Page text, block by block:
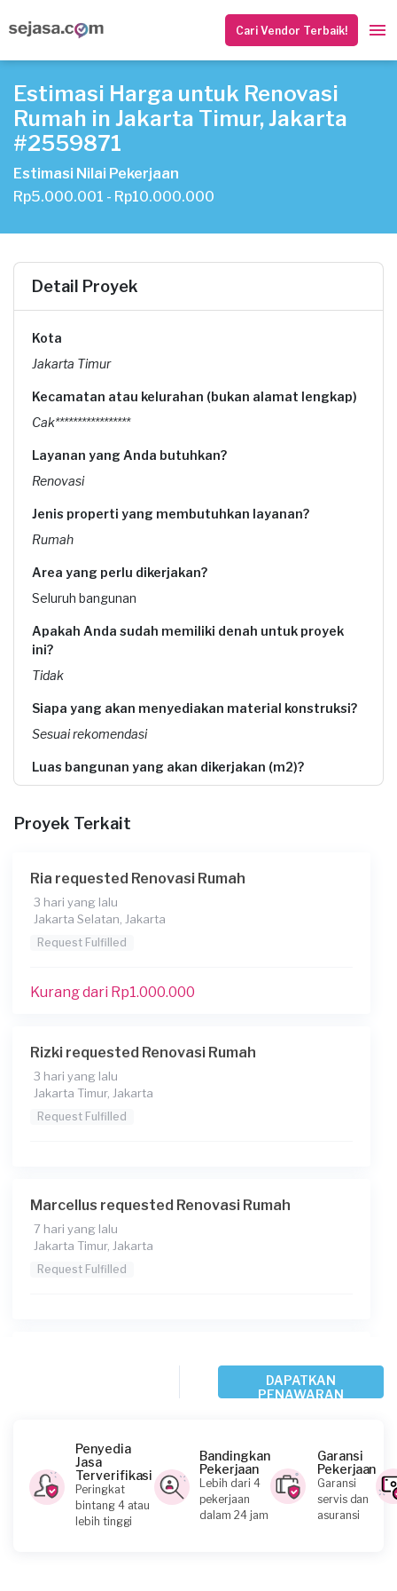
Cari Vendor Terbaik!
Estimasi Harga untuk Renovasi
Rumah in Jakarta Timur, Jakarta
#2559871
Estimasi Nilai Pekerjaan
Rp5.000.001 - Rp10.000.000
Detail Proyek
Kota
Jakarta Timur
Kecamatan atau kelurahan (bukan alamat lengkap)
Cak*****************
Layanan yang Anda butuhkan?
Renovasi
Jenis properti yang membutuhkan layanan?
Rumah
Area yang perlu dikerjakan?
Seluruh bangunan
Apakah Anda sudah memiliki denah untuk proyek
ini?
Tidak
Siapa yang akan menyediakan material konstruksi?
Sesuai rekomendasi
Luas bangunan yang akan dikerjakan (m2)?
Deskripsikan secara lebih lengkap tentang proyek
Renovasi rumah seluruh ruangan
Kapan Anda membutuhkan layanan?
01-08-2026
Berapa budget total untuk layanan ini?
Proyek Terkait
Ria requested Renovasi Rumah
3 hari yang lalu
Jakarta Selatan, Jakarta
Request Fulfilled
Kurang dari Rp1.000.000
Rizki requested Renovasi Rumah
3 hari yang lalu
Jakarta Timur, Jakarta
Request Fulfilled
Marcellus requested Renovasi Rumah
7 hari yang lalu
Jakarta Timur, Jakarta
Request Fulfilled
Rp1.000.001 - Rp2.500.000
Dian requested Renovasi Rumah
DAPATKAN
PENAWARAN
Penyedia
Jasa
Terverifikasi
Peringkat
bintang 4 atau
lebih tinggi
Bandingkan
Pekerjaan
Lebih dari 4
pekerjaan
dalam 24 jam
Garansi
Pekerjaan
Garansi
servis dan
asuransi